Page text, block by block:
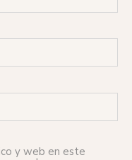
y web en este